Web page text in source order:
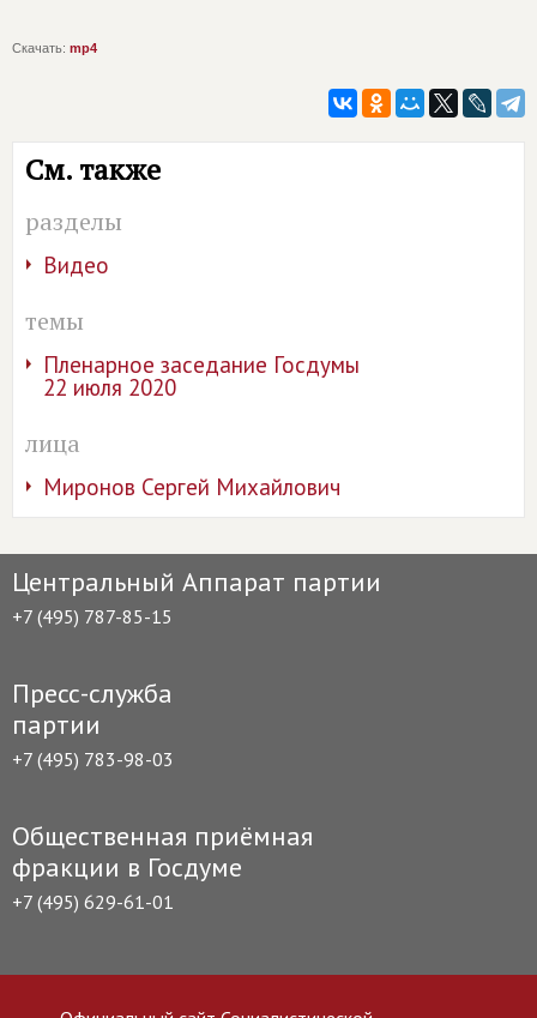
Скачать: mp4
См. также
разделы
Видео
темы
Пленарное заседание Госдумы
22 июля 2020
лица
Миронов Сергей Михайлович
Центральный Аппарат партии
+7 (495) 787-85-15
Пресс-служба
партии
+7 (495) 783-98-03
Общественная приёмная
фракции в Госдуме
+7 (495) 629-61-01